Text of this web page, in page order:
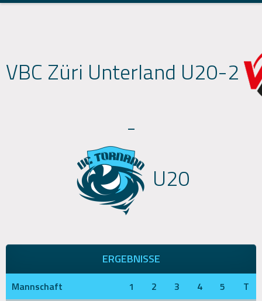
VBC Züri Unterland U20-2
-
U20
ERGEBNISSE
Mannschaft 1 2 3 4 5
T